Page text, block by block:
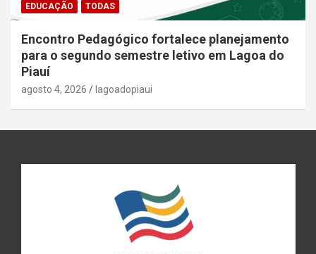
EDUCAÇÃO TODAS
Encontro Pedagógico fortalece planejamento
para o segundo semestre letivo em Lagoa do
Piauí
agosto 4, 2026 lagoadopiaui